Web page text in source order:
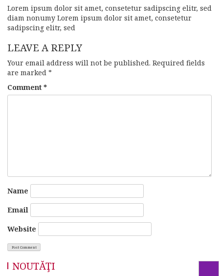
Lorem ipsum dolor sit amet, consetetur sadipscing elitr, sed
diam nonumy Lorem ipsum dolor sit amet, consetetur
sadipscing elitr, sed
LEAVE A REPLY
Your email address will not be published. Required fields
are marked *
Comment *
Name
Email
Website
NOUTĂŢI